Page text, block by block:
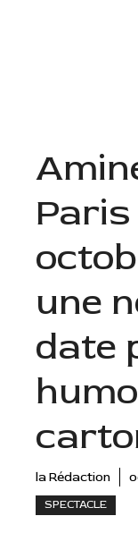
Paris
une
date
la Rédaction
SPECTACLE